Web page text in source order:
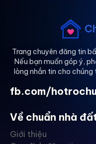
Trang chuyên đăng tin
Nếu bạn muốn góp ý,
lòng nhắn tin cho
fb.com/
Về chuẩn nhà
Giới thiệu